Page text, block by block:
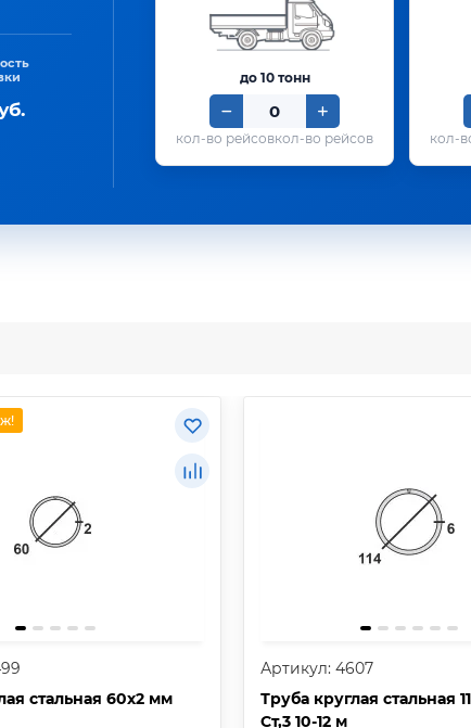
до 10 тонн
кол-во рейсов
стальная 60х2 мм
Артикул: 4607
Труба круглая стальная
Ст,3 10-12 м